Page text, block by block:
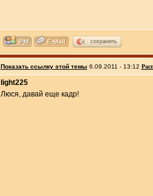
сохранить
Показать ссылку этой темы 6.09.2011 - 13:12
light225
Люся, давай еще кадр!